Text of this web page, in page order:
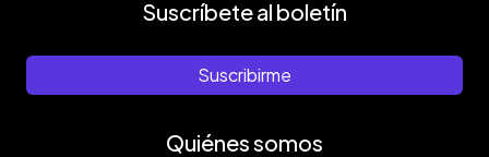
Suscríbete al boletín
Suscribirme
Quiénes somos